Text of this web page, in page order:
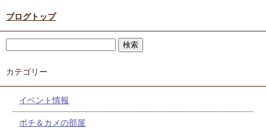
ブログトップ
カテゴリー
イベント情報
ポチ＆カメの部屋